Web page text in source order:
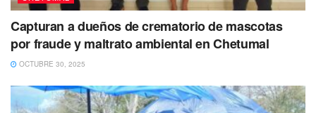
(Con información de Diario Cambio 22)
Puedes volver a Leer
Capturan a dueños de crematorio de mascotas
por fraude y maltrato ambiental en Chetumal
OCTUBRE 30, 2025